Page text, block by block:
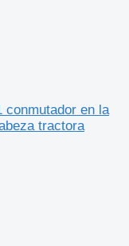
conmutador en la
tractora